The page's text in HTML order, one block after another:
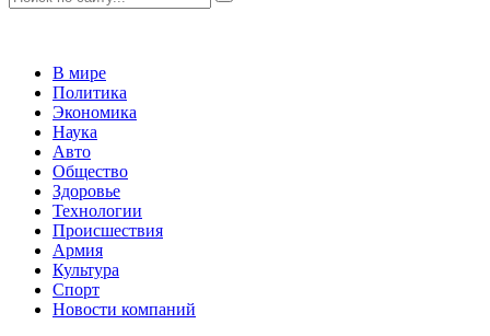
В мире
Политика
Экономика
Наука
Авто
Общество
Здоровье
Технологии
Происшествия
Армия
Культура
Спорт
Новости компаний